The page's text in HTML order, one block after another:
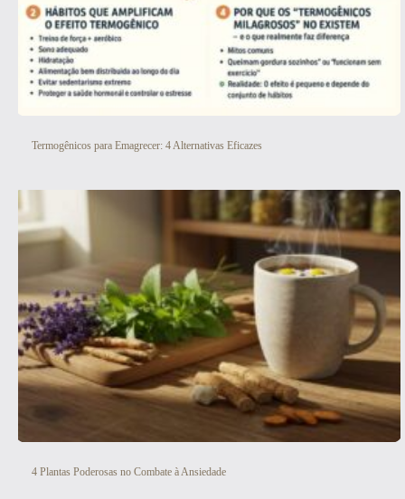
Termogênicos para Emagrecer: 4 Alternativas Eficazes
4 Plantas Poderosas no Combate à Ansiedade